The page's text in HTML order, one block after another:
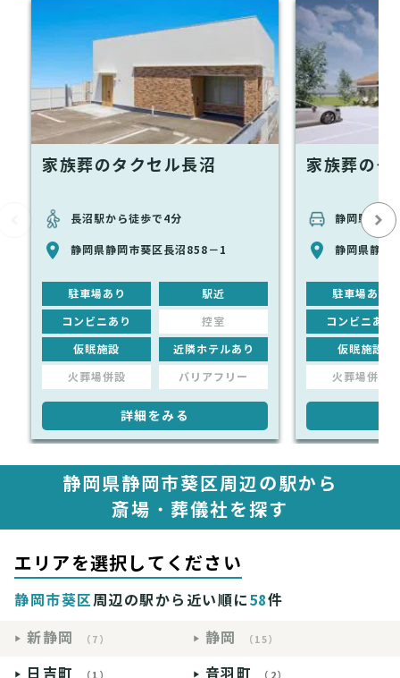
家族葬のタクセル長沼
長沼駅から徒歩で4分
静岡県静岡市葵区長沼858－1
駐車場あり 駅近
コンビニあり 控室
仮眠施設 近隣ホテルあり
火葬場併設 バリアフリー
詳細をみる
家族葬のタ
静岡駅から
静岡県静岡
駐車場あり
コンビニあり
仮眠施設
火葬場併設
静岡県静岡市葵区周辺の駅から
斎場・葬儀社を探す
エリアを選択してください
静岡市葵区周辺の駅から近い順に58件
新静岡
（7） 静岡 （15）
日吉町 （1） 音羽町 （2）